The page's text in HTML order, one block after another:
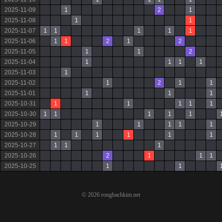
2025-11-09
1 2
1
2025-11-08
1
1
2025-11-07
1 1 1 1
1
2025-11-06
1 1 2 1
2
2025-11-05
1 1
2
2025-11-04
1 1 1
1
2025-11-03
1
2025-11-02
1 2 1
1
2025-11-01
1 1
1
2025-10-31
1 1 1 1
1
2025-10-30
1 1 1 1 1
2025-10-29
1 1 1 1
1
2025-10-28
1 1 1 1 1
1
2025-10-27
1 1
1
2025-10-26
2 1 1
1
2025-10-25
1 1
© 2026 rongbachkim.net